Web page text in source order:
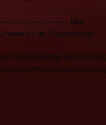
Mer
www.bit.se Följande filer
06/14/
06/14/